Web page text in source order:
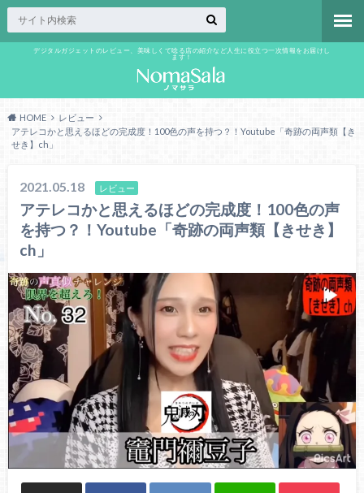
デジタルガジェットのレビュー、美味しくて唸る店の紹介など人生に役立つ一次情報をお届けし
ます！
HOME
レビュー
アテレコかと思えるほどの完成度！100色の声を持つ？！Youtube「奇跡の両声類【き
せき】ch」
2021.05.18 レビュー
アテレコかと思えるほどの完成度！100色の声
を持つ？！Youtube「奇跡の両声類【きせき】
ch」